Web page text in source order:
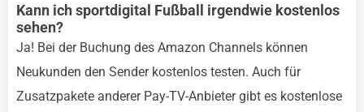
Kann ich sportdigital Fußball irgendwie kostenlos
sehen?
Ja! Bei der Buchung des Amazon Channels können
Neukunden den Sender kostenlos testen. Auch für
Zusatzpakete anderer Pay-TV-Anbieter gibt es kostenlose